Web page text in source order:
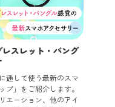
スレット・バング
通して使う最新のスマ
プ」をご紹介します。
エーション、他のアイ